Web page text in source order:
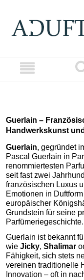
Guerlain –
Handwerkskunst
Guerlain, gegründet
Pascal Guerlain in
renommiertesten
seit fast zwei
französischen Luxus
Emotionen in
europäischer
Grundstein für seine
Parfümeriegeschichte.
Guerlain ist bekannt
wie Jicky, Shalimar
Fähigkeit, sich stets
vereinen traditionelle
Innovation – oft in